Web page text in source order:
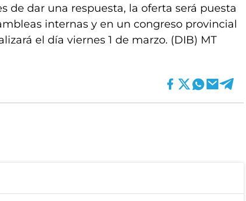
de dar una respuesta, la oferta será puesta
internas y en un congreso provincial
el día viernes 1 de marzo. (DIB) MT